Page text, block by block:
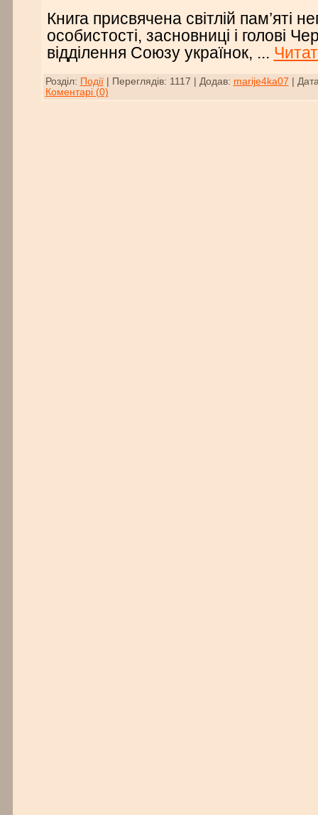
Книга присвячена світлій пам’яті
особистості, засновниці і голові
відділення Союзу українок, ...
Розділ: Події| Переглядів: 1117 Додав: marije4ka07
Коментарі (0)